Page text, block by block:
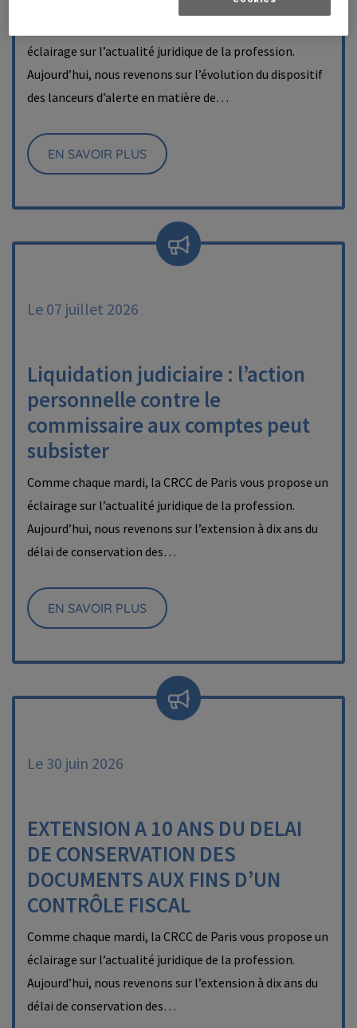
éclairage sur l’actualité juridique de la profession.
Aujourd’hui, nous revenons sur l’évolution du dispositif
des lanceurs d’alerte en matière de…
EN SAVOIR PLUS
Le 07 juillet 2026
Liquidation judiciaire : l’action
personnelle contre le
commissaire aux comptes peut
subsister
Comme chaque mardi, la CRCC de Paris vous propose un
éclairage sur l’actualité juridique de la profession.
Aujourd’hui, nous revenons sur l’extension à dix ans du
délai de conservation des…
EN SAVOIR PLUS
Le 30 juin 2026
EXTENSION A 10 ANS DU DELAI
DE CONSERVATION DES
DOCUMENTS AUX FINS D’UN
CONTRÔLE FISCAL
Comme chaque mardi, la CRCC de Paris vous propose un
éclairage sur l’actualité juridique de la profession.
Aujourd’hui, nous revenons sur l’extension à dix ans du
délai de conservation des…